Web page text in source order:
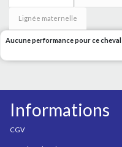
Lignée maternelle
Aucune performance pour ce cheval
Informations
CGV